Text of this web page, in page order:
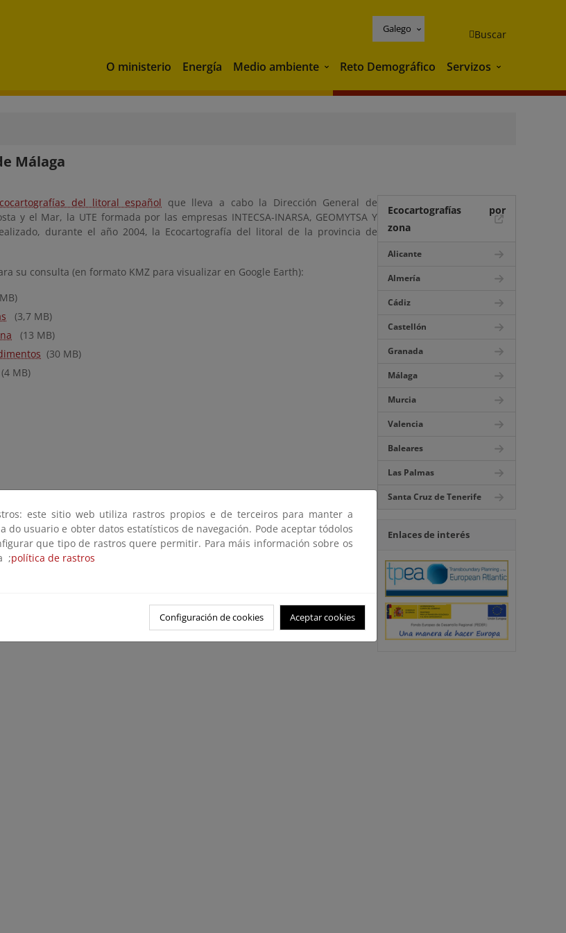
Galego Buscar
O ministerio Energía Medio ambiente Medio ambiente
Reto Demográfico Servizos Servizos
Málaga
del litoral español que lleva a cabo la Dirección General de
y el Mar, la UTE formada por las empresas INTECSA-INARSA, GEOMYTSA Y
durante el año 2004, la Ecocartografía del litoral de la provincia de
su consulta (en formato KMZ para visualizar en Google Earth):
(3,7 MB)
(13 MB)
(30 MB)
(4 MB)
Ecocartografías por
zona
Alicante
Almería
Cádiz
Castellón
Granada
Málaga
Murcia
Valencia
Baleares
Las Palmas
Santa Cruz de Tenerife
Enlaces de interés
este sitio web utiliza rastros propios e de terceiros para manter a
do usuario e obter datos estatísticos de navegación. Pode aceptar tódolos
que tipo de rastros quere permitir. Para máis información sobre os
;política de rastros
Configuración de cookies Aceptar cookies